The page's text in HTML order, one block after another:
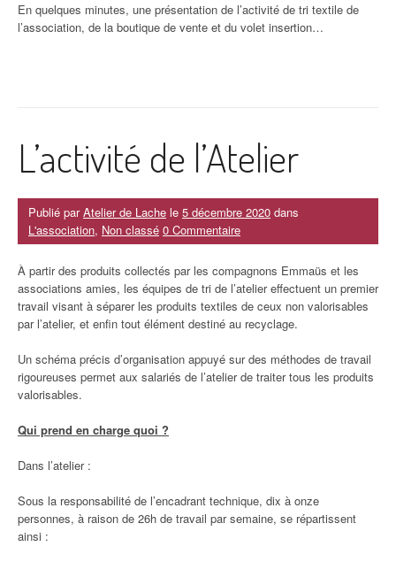
En quelques minutes, une présentation de l’activité de tri textile de
l’association, de la boutique de vente et du volet insertion…
L’activité de l’Atelier
Publié parAtelier de Lache le 5 décembre 2020 dans
L'association, Non classé 0 Commentaire
À partir des produits collectés par les compagnons Emmaüs et les
associations amies, les équipes de tri de l’atelier effectuent un premier
travail visant à séparer les produits textiles de ceux non valorisables
par l’atelier, et enfin tout élément destiné au recyclage.
Un schéma précis d’organisation appuyé sur des méthodes de travail
rigoureuses permet aux salariés de l’atelier de traiter tous les produits
valorisables.
Qui prend en charge quoi ?
Dans l’atelier :
Sous la responsabilité de l’encadrant technique, dix à onze
personnes, à raison de 26h de travail par semaine, se répartissent
ainsi :